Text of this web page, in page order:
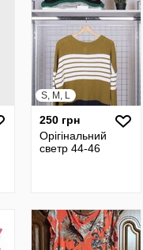
S, M, L
250 грн
Орігінальний
светр 44-46